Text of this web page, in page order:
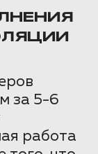
за 5-6
работа